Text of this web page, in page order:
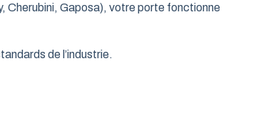
Cherubini, Gaposa), votre porte fonctionne
de l’industrie.